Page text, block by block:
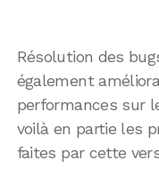
Résolution des
également
performances sur
voilà en partie les
faites par cette